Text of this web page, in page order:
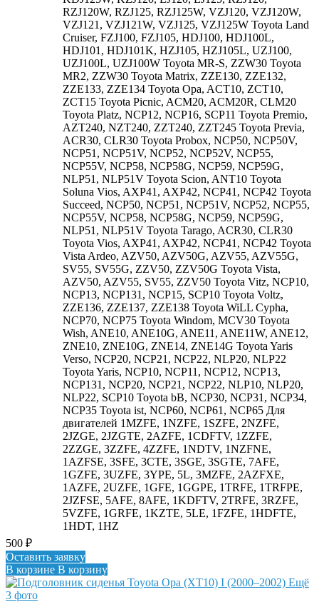
RZJ120W, RZJ125, RZJ125W, VZJ120, VZJ120W,
VZJ121, VZJ121W, VZJ125, VZJ125W Toyota Land
Cruiser, FZJ100, FZJ105, HDJ100, HDJ100L,
HDJ101, HDJ101K, HZJ105, HZJ105L, UZJ100,
UZJ100L, UZJ100W Toyota MR-S, ZZW30 Toyota
MR2, ZZW30 Toyota Matrix, ZZE130, ZZE132,
ZZE133, ZZE134 Toyota Opa, ACT10, ZCT10,
ZCT15 Toyota Picnic, ACM20, ACM20R, CLM20
Toyota Platz, NCP12, NCP16, SCP11 Toyota Premio,
AZT240, NZT240, ZZT240, ZZT245 Toyota Previa,
ACR30, CLR30 Toyota Probox, NCP50, NCP50V,
NCP51, NCP51V, NCP52, NCP52V, NCP55,
NCP55V, NCP58, NCP58G, NCP59, NCP59G,
NLP51, NLP51V Toyota Scion, ANT10 Toyota
Soluna Vios, AXP41, AXP42, NCP41, NCP42 Toyota
Succeed, NCP50, NCP51, NCP51V, NCP52, NCP55,
NCP55V, NCP58, NCP58G, NCP59, NCP59G,
NLP51, NLP51V Toyota Tarago, ACR30, CLR30
Toyota Vios, AXP41, AXP42, NCP41, NCP42 Toyota
Vista Ardeo, AZV50, AZV50G, AZV55, AZV55G,
SV55, SV55G, ZZV50, ZZV50G Toyota Vista,
AZV50, AZV55, SV55, ZZV50 Toyota Vitz, NCP10,
NCP13, NCP131, NCP15, SCP10 Toyota Voltz,
ZZE136, ZZE137, ZZE138 Toyota WiLL Cypha,
NCP70, NCP75 Toyota Windom, MCV30 Toyota
Wish, ANE10, ANE10G, ANE11, ANE11W, ANE12,
ZNE10, ZNE10G, ZNE14, ZNE14G Toyota Yaris
Verso, NCP20, NCP21, NCP22, NLP20, NLP22
Toyota Yaris, NCP10, NCP11, NCP12, NCP13,
NCP131, NCP20, NCP21, NCP22, NLP10, NLP20,
NLP22, SCP10 Toyota bB, NCP30, NCP31, NCP34,
NCP35 Toyota ist, NCP60, NCP61, NCP65 Для
двигателей 1MZFE, 1NZFE, 1SZFE, 2NZFE,
2JZGE, 2JZGTE, 2AZFE, 1CDFTV, 1ZZFE,
2ZZGE, 3ZZFE, 4ZZFE, 1NDTV, 1NZFNE,
1AZFSE, 3SFE, 3CTE, 3SGE, 3SGTE, 7AFE,
1GZFE, 3UZFE, 3YPE, 5L, 3MZFE, 2AZFXE,
1AZFE, 2UZFE, 1GFE, 1GGPE, 1TRFE, 1TRFPE,
2JZFSE, 5AFE, 8AFE, 1KDFTV, 2TRFE, 3RZFE,
5VZFE, 1GRFE, 1KZTE, 5LE, 1FZFE, 1HDFTE,
1HDT, 1HZ
500 ₽
Оставить заявку
В корзине В корзину
Ещё
3 фото